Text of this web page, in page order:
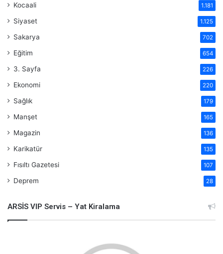
Kocaali 1.181
Siyaset 1.125
Sakarya 702
Eğitim 654
3. Sayfa 226
Ekonomi 220
Sağlık 179
Manşet 165
Magazin 136
Karikatür 135
Fısıltı Gazetesi 107
Deprem 28
ARSİS VIP Servis – Yat Kiralama